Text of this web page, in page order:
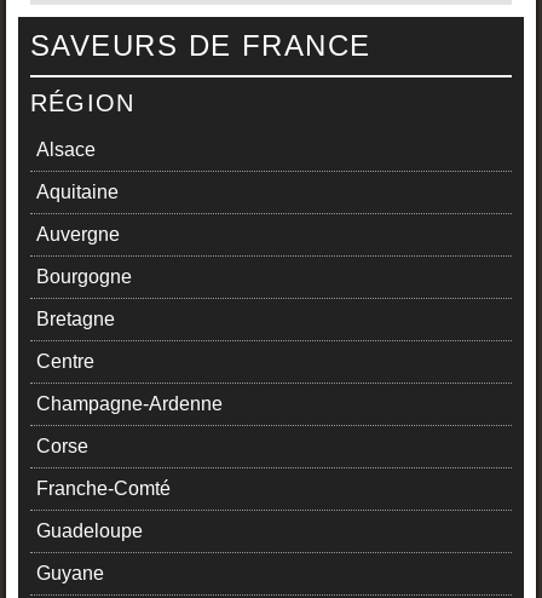
SAVEURS DE FRANCE
RÉGION
Alsace
Aquitaine
Auvergne
Bourgogne
Bretagne
Centre
Champagne-Ardenne
Corse
Franche-Comté
Guadeloupe
Guyane